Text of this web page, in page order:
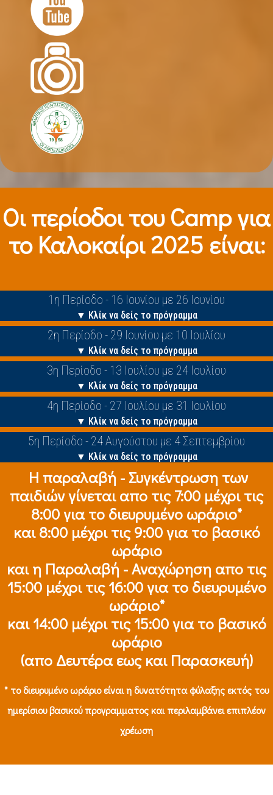
Οι περίοδοι τoυ Camp για
το Καλοκαίρι 2025 είναι:
1η Περίοδο - 16 Ιουνίου με 26 Ιουνίου
▼ Κλίκ να δείς το πρόγραμμα
2η Περίοδο - 29 Ιουνίου με 10 Ιουλίου
▼ Κλίκ να δείς το πρόγραμμα
3η Περίοδο - 13 Ιουλίου με 24 Ιουλίου
▼ Κλίκ να δείς το πρόγραμμα
4η Περίοδο - 27 Ιουλίου με 31 Ιουλίου
▼ Κλίκ να δείς το πρόγραμμα
5η Περίοδο - 24 Αυγούστου με 4 Σεπτεμβρίου
▼ Κλίκ να δείς το πρόγραμμα
Η παραλαβή - Συγκέντρωση των
παιδιών γίνεται απο τις 7:00 μέχρι τις
8:00 για το διευρυμένο ωράριο*
και 8:00 μέχρι τις 9:00 για το βασικό
ωράριο
και η Παραλαβή - Αναχώρηση απο τις
15:00 μέχρι τις 16:00 για το διευρυμένο
ωράριο*
και 14:00 μέχρι τις 15:00 για το βασικό
ωράριο
(απο Δευτέρα εως και Παρασκευή)
* το διευρυμένο ωράριο είναι η δυνατότητα φύλαξης εκτός του
ημερίσιου βασικού προγραμματος και περιλαμβάνει επιπλέον
χρέωση